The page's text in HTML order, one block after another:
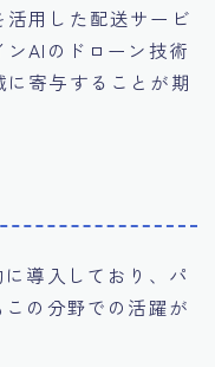
用した配送サービ
AIのドローン技術
寄与することが期
導入しており、パ
の分野での活躍が